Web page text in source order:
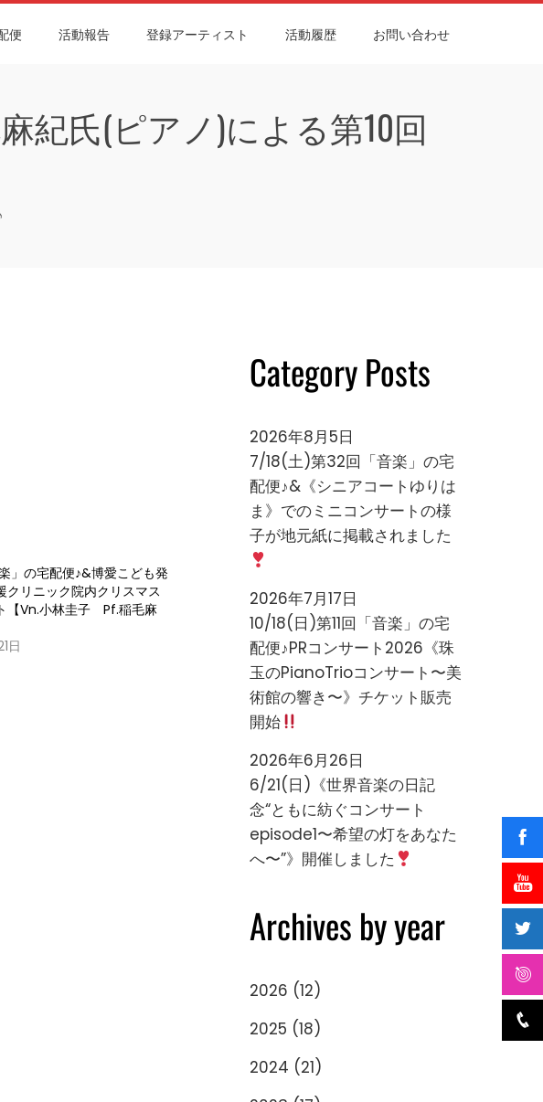
便 活動報告 登録アーティスト 活動履歴 お問い合わせ
紀氏(ピアノ)による第10回
」の宅配便♪&博愛こども発
クリニック院内クリスマス
【Vn.小林圭子 Pf.稲毛麻
日
Category Posts
2026年8月5日
7/18(土)第32回「音楽」の宅
配便♪&《シニアコートゆりは
ま》でのミニコンサートの様
子が地元紙に掲載されました
2026年7月17日
10/18(日)第11回「音楽」の宅
配便♪PRコンサート2026《珠
玉のPianoTrioコンサート〜美
術館の響き〜》チケット販売
開始
2026年6月26日
6/21(日)《世界音楽の日記
念“ともに紡ぐコンサート
episode1〜希望の灯をあなた
へ〜”》開催しました
Archives by year
2026 (12)
2025 (18)
2024 (21)